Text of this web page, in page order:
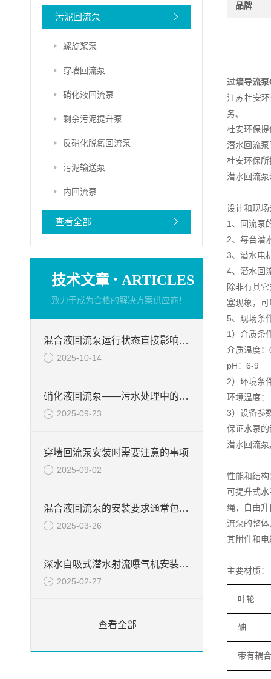
污泥回流泵
螺旋桨泵
穿墙回流泵
硝化液回流泵
剩余污泥提升泵
反硝化脱氮回流泵
污泥输送泵
内回流泵
查看全部
技术文章 · ARTICLES
致力于成为合格的解决方案供应商！
混合液回流泵运行状态直接影响整个工艺流程的稳定性与效率
2025-10-14
硝化液回流泵——污水处理中的关键角色
2025-09-23
穿墙回流泵安装时需要注意的事项
2025-09-02
混合液回流泵的安装要求通常包括以下几个方面
2025-03-26
深水自吸式潜水射流曝气机安装简介
2025-02-27
查看全部
品牌
过墙导流
江苏杜安
务。
杜安环保
潜水回流
杜安环保
潜水回流
设计和现
1、回流泵
2、每台潜
3、潜水电
4、潜水回
除非有其
塞现象，
5、现场条
1）介质条
介质温度
pH：6-9
2）环境条
环境温度
3）设备参
保证水泵
潜水回流
性能和结构
可提升式
绳，自由
流泵的整
其附件和
主要材质：
叶轮
轴
带有耦